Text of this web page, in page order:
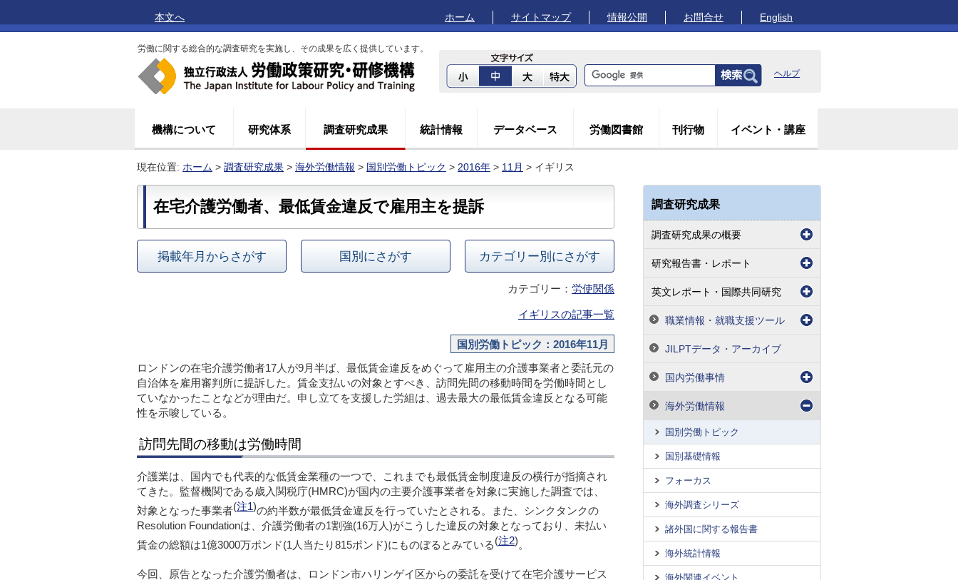
本文へ ホーム サイトマップ 情報公開 お問合せ English
労働に関する総合的な調査研究を実施し、その成果を広く提供しています。
ヘルプ
機構について 研究体系 調査研究成果 統計情報 データベース 労働図書館 刊行物 イベント・講座
現在位置: ホーム > 調査研究成果 > 海外労働情報 > 国別労働トピック > 2016年 > 11月 > イギリス
在宅介護労働者、最低賃金違反で雇用主を提訴
掲載年月からさがす 国別にさがす カテゴリー別にさがす
カテゴリー： 労使関係
イギリスの記事一覧
国別労働トピック：2016年11月
ロンドンの在宅介護労働者17人が9月半ば、最低賃金違反をめぐって雇用主の介護事業者と委託元の
自治体を雇用審判所に提訴した。賃金支払いの対象とすべき、訪問先間の移動時間を労働時間とし
ていなかったことなどが理由だ。申し立てを支援した労組は、過去最大の最低賃金違反となる可能
性を示唆している。
訪問先間の移動は労働時間
介護業は、国内でも代表的な低賃金業種の一つで、これまでも最低賃金制度違反の横行が指摘され
てきた。監督機関である歳入関税庁(HMRC)が国内の主要介護事業者を対象に実施した調査では、
対象となった事業者(注1)の約半数が最低賃金違反を行っていたとされる。また、シンクタンクの
Resolution Foundationは、介護労働者の1割強(16万人)がこうした違反の対象となっており、未払い
賃金の総額は1億3000万ポンド(1人当たり815ポンド)にものぼるとみている(注2)。
今回、原告となった介護労働者は、ロンドン市ハリンゲイ区からの委託を受けて在宅介護サービス
調査研究成果
調査研究成果の概要
研究報告書・レポート
英文レポート・国際共同研究
職業情報・就職支援ツール
JILPTデータ・アーカイブ
国内労働事情
海外労働情報
国別労働トピック
国別基礎情報
フォーカス
海外調査シリーズ
諸外国に関する報告書
海外統計情報
海外関連イベント